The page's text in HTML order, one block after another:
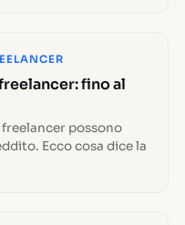
fino al
possono
Ecco cosa dice la